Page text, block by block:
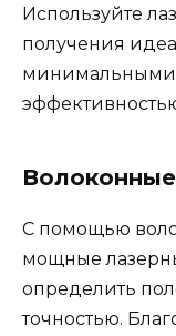
Используйте
получения
минимальными
С помощью
мощные
определить
точностью.